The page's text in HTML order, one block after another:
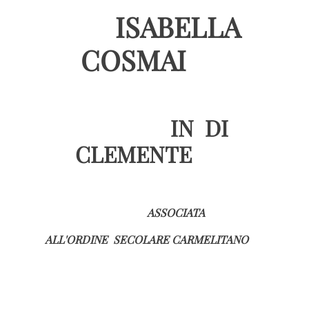
ISABELLA
COSMAI
IN DI
CLEMENTE
ASSOCIATA
ALL'ORDINE SECOLARE CARMELITANO